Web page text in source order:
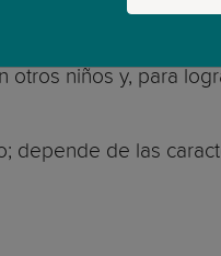
tus horas?
otros niños y, para
depende de las